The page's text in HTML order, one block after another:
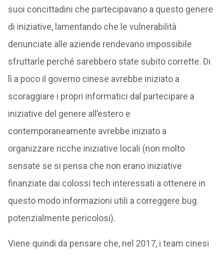
suoi concittadini che partecipavano a questo genere
di iniziative, lamentando che le vulnerabilità
denunciate alle aziende rendevano impossibile
sfruttarle perché sarebbero state subito corrette. Di
lì a poco il governo cinese avrebbe iniziato a
scoraggiare i propri informatici dal partecipare a
iniziative del genere all’estero e
contemporaneamente avrebbe iniziato a
organizzare ricche iniziative locali (non molto
sensate se si pensa che non erano iniziative
finanziate dai colossi tech interessati a ottenere in
questo modo informazioni utili a correggere bug
potenzialmente pericolosi).
Viene quindi da pensare che, nel 2017, i team cinesi